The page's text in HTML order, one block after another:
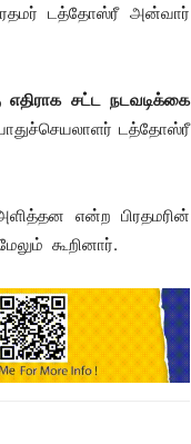
டத்தோஸ்ரீ அன்வார்
சட்ட நடவடிக்கை
டத்தோஸ்ரீ
என்ற பிரதமரின்
கூறினார்.